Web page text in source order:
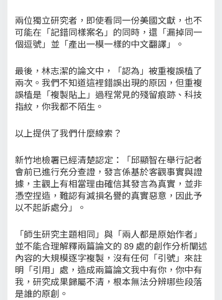
兩位獨立研究者，即使看同一份美國文獻，也不
可能在「記錯同樣案名」的同時，還「漏掉同一
個逗號」並「產出一模一樣的中文翻譯」。
最後，林志潔的論文中，「認為」被重複誤植了
兩次。我們不知道這裡錯誤出現的原因，但重複
誤植是「複製貼上」過程常見的殘留痕跡、科技
指紋，你我都不陌生。
以上提供了我們什麼線索？
新竹地檢署已經清楚認定：「邱顯智在舉行記者
會前已進行充分查證，發言係基於客觀事實與證
據，主觀上有相當理由確信其發言為真實，並非
憑空捏造，難認有減損名譽的真實惡意，因此予
以不起訴處分」。
「師生研究主題相同」與「兩人都是原始作者」
並不能合理解釋兩篇論文的 89 處的創作分析闡述
內容的大規模逐字複製，沒有任何「引號」來註
明「引用」處，造成兩篇論文我中有你，你中有
我，研究成果歸屬不清，根本無法分辨哪些段落
是誰的原創。